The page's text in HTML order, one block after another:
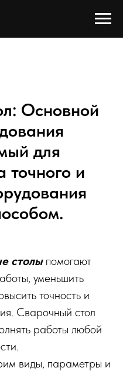
Основной
для
точного и
столыпомогают
уменьшить
точность и
Сварочный стол
работы любой
виды, параметры и